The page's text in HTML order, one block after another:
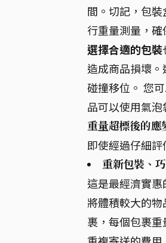
間。切記，包
行重量測量，確
選擇合適的包裝
造成商品損壞
碰撞移位。 您
品可以使用氣泡
重量超標後的應
即使經過仔細
重新包裝、
這是最經濟實
將體積較大的
裹，每個包裹